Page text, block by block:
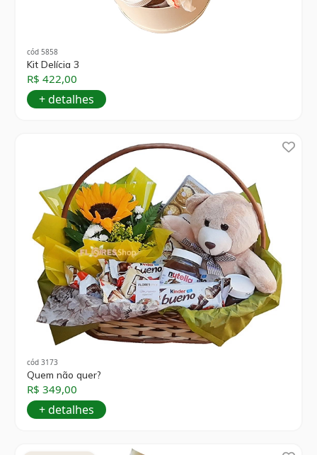
cód 5858
Kit Delícia 3
R$ 422,00
+ detalhes
cód 3173
Quem não quer?
R$ 349,00
+ detalhes